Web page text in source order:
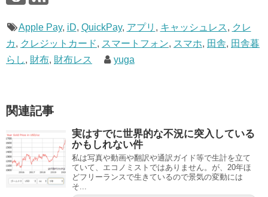
Apple Pay, iD, QuickPay, アプリ , キャッシュレス, クレ
カ, クレジットカード, スマートフォン, スマホ, 田舎, 田舎暮
らし, 財布, 財布レス yuga
関連記事
実はすでに世界的な不況に突入している
かもしれない件
私は写真や動画や翻訳や通訳ガイド等で生計を立て
ていて、エコノミストではありません。が、20年ほ
どフリーランスで生きているので景気の変動には
そ...